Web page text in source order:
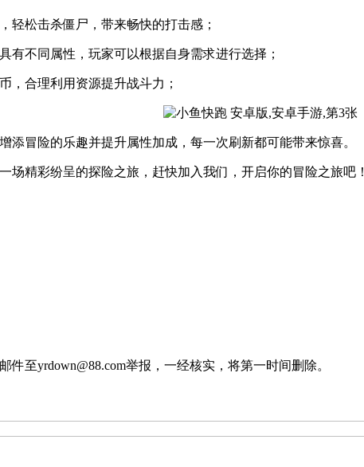
轻松击杀僵尸，带来畅快的打击感；
有不同属性，玩家可以根据自身需求进行选择；
，合理利用资源提升战斗力；
添冒险的乐趣并提升属性加成，每一次刷新都可能带来惊喜。
场精彩纷呈的探险之旅，赶快加入我们，开启你的冒险之旅吧！
至yrdown@88.com举报，一经核实，将第一时间删除。